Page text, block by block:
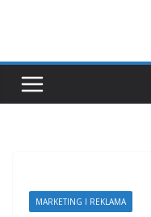
MARKETING I REKLAMA